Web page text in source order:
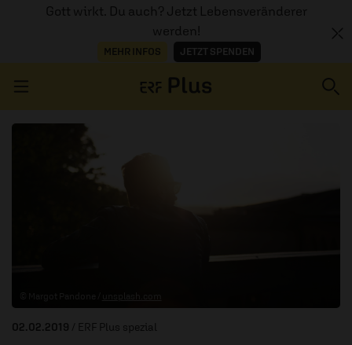
Gott wirkt. Du auch? Jetzt Lebensveränderer
werden!
MEHR INFOS JETZT SPENDEN
02.02.2019 / ERF Plus spezial